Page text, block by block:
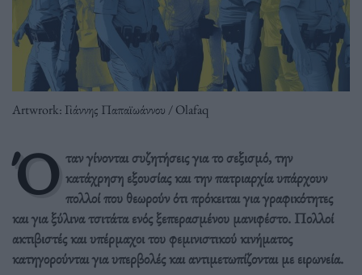
Artwrork: Γιάννης Παπαϊωάννου / Olafaq
Ό ταν γίνονται συζητήσεις για το σεξισμό, την
κατάχρηση εξουσίας και την πατριαρχία υπάρχουν
πολλοί που θεωρούν ότι πρόκειται για γραφικότητες
και για ξύλινα τσιτάτα ενός ξεπερασμένου μανιφέστο. Πολλοί
ακτιβιστές και υπέρμαχοι του φεμινιστικού κινήματος
κατηγορούνται για υπερβολές και αντιμετωπίζονται με ειρωνεία.